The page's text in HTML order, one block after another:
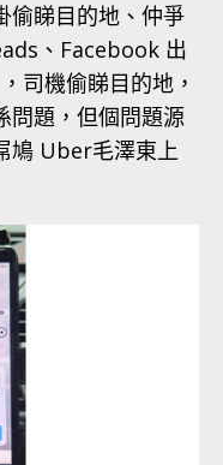
偷睇目的地、仲爭
、Facebook 出
司機偷睇目的地，
問題，但個問題源
鳩 Uber毛澤東上